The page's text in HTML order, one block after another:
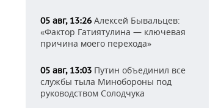
05 авг, 13:26 Алексей Бывальцев:
«Фактор Гатиятулина — ключевая
причина моего перехода»
05 авг, 13:03 Путин объединил все
службы тыла Минобороны под
руководством Солодчука